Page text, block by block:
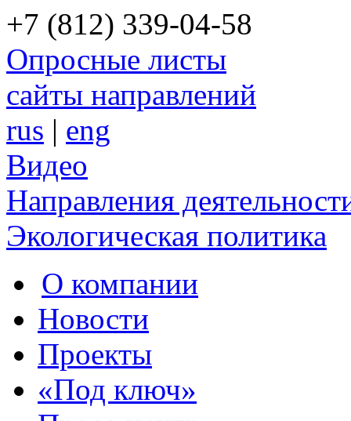
+7 (812) 339-04-58
Опросные листы
сайты направлений
rus | eng
Видео
Направления
Экологическая политика
О компании
Новости
Проекты
«Под ключ»